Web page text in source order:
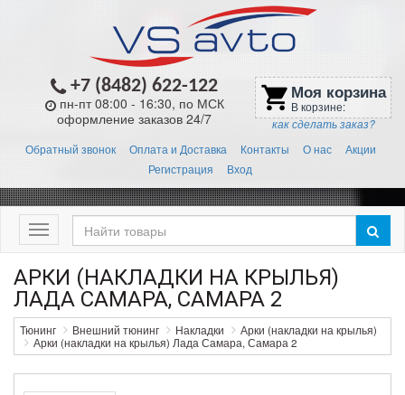
+7 (8482) 622-122
пн-пт 08:00 - 16:30, по МСК
оформление заказов 24/7
shopping_cart Моя корзина
В корзине:
как сделать заказ?
Обратный звонок Оплата и Доставка Контакты О нас
Акции
Регистрация
Вход
Меню
АРКИ (НАКЛАДКИ НА КРЫЛЬЯ)
ЛАДА САМАРА, САМАРА 2
Тюнинг Внешний тюнинг Накладки
Арки (накладки на крылья)
Арки (накладки на крылья) Лада Самара, Самара 2